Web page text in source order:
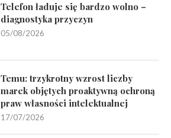
Telefon ładuje się bardzo wolno –
diagnostyka przyczyn
05/08/2026
Temu: trzykrotny wzrost liczby
marek objętych proaktywną ochroną
praw własności intelektualnej
17/07/2026